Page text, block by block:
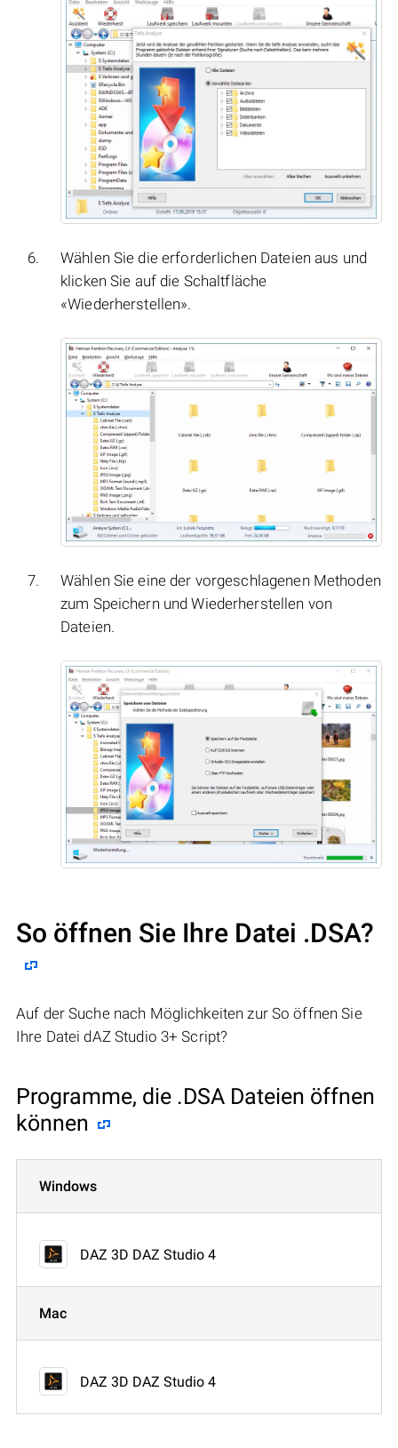
Wählen Sie die erforderlichen Dateien aus und
klicken Sie auf die Schaltfläche
«Wiederherstellen».
Wählen Sie eine der vorgeschlagenen Methoden
zum Speichern und Wiederherstellen von
Dateien.
So öffnen Sie Ihre Datei .DSA?
Auf der Suche nach Möglichkeiten zur So öffnen Sie
Ihre Datei dAZ Studio 3+ Script?
Programme, die .DSA Dateien öffnen
können
Windows
DAZ 3D DAZ Studio 4
Mac
DAZ 3D DAZ Studio 4